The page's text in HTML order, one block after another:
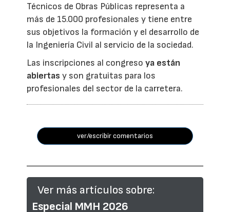
Técnicos de Obras Públicas representa a
más de 15.000 profesionales y tiene entre
sus objetivos la formación y el desarrollo de
la Ingeniería Civil al servicio de la sociedad.
Las inscripciones al congresoya están
abiertas y son gratuitas para los
profesionales del sector de la carretera.
ver/escribir comentarios
Ver más artículos sobre:
Especial MMH 2026